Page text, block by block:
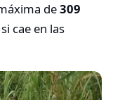
de309
cae en las